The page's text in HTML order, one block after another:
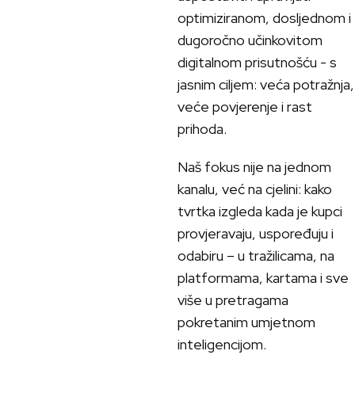
optimiziranom, dosljednom i
dugoročno učinkovitom
digitalnom prisutnošću - s
jasnim ciljem: veća potražnja,
veće povjerenje i rast
prihoda.
Naš fokus nije na jednom
kanalu, već na cjelini: kako
tvrtka izgleda kada je kupci
provjeravaju, uspoređuju i
odabiru – u tražilicama, na
platformama, kartama i sve
više u pretragama
pokretanim umjetnom
inteligencijom.